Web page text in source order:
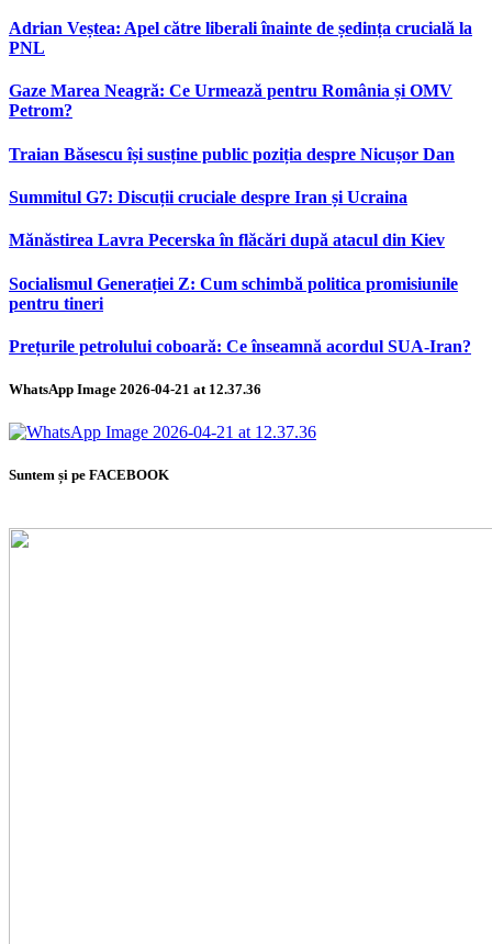
Adrian Veștea: Apel către liberali înainte de ședința crucială la
PNL
Gaze Marea Neagră: Ce Urmează pentru România și OMV
Petrom?
Traian Băsescu își susține public poziția despre Nicușor Dan
Summitul G7: Discuții cruciale despre Iran și Ucraina
Mănăstirea Lavra Pecerska în flăcări după atacul din Kiev
Socialismul Generației Z: Cum schimbă politica promisiunile
pentru tineri
Prețurile petrolului coboară: Ce înseamnă acordul SUA-Iran?
WhatsApp Image 2026-04-21 at 12.37.36
Suntem și pe FACEBOOK